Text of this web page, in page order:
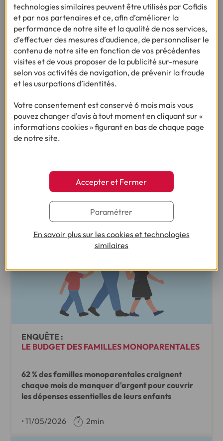
ENQUÊTE :
BUDGET RENTRÉE SCOLAIRE 2026
scolaire.
03/08/2026 2min
ENQUÊTE :
LE BUDGET DES FAMILLES MONOPARENTALES
62 % des familles monoparentales craignent
chaque mois de manquer d'argent pour couvrir
les dépenses essentielles de leurs enfants
• 11/05/2026 2min
technologies similaires peuvent être utilisés par Cofidis
et par nos partenaires et ce, afin d’améliorer la
performance de notre site et la qualité de nos services,
d’effectuer des mesures d’audience, de personnaliser le
contenu de notre site en fonction de vos précédentes
visites et de vous proposer de la publicité sur-mesure
selon vos activités de navigation, de prévenir la fraude
et les usurpations d’identités.
Votre consentement est conservé 6 mois mais vous
pouvez changer d’avis à tout moment en cliquant sur «
informations cookies » figurant en bas de chaque page
de notre site.
Accepter et Fermer
Paramétrer
En savoir plus sur les cookies et technologies
similaires